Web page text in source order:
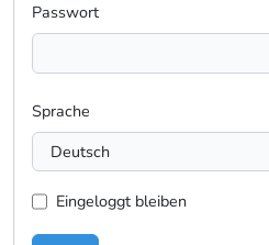
Passwort
Sprache
Eingeloggt bleiben